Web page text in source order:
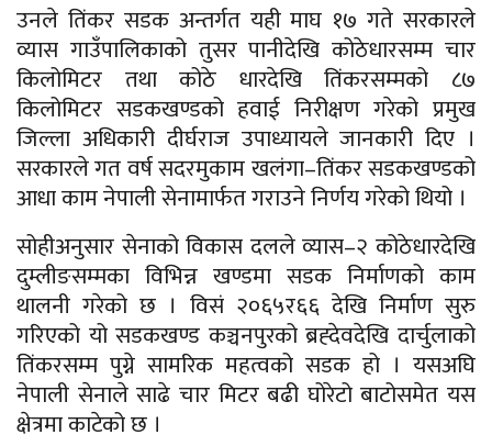
उनले तिंकर सडक अन्तर्गत यही माघ १७ गते सरकारले
व्यास गाउँपालिकाको तुसर पानीदेखि कोठेधारसम्म चार
किलोमिटर तथा कोठे धारदेखि तिंकरसम्मको ८७
किलोमिटर सडकखण्डको हवाई निरीक्षण गरेको प्रमुख
जिल्ला अधिकारी दीर्घराज उपाध्यायले जानकारी दिए ।
सरकारले गत वर्ष सदरमुकाम खलंगा–तिंकर सडकखण्डको
आधा काम नेपाली सेनामार्फत गराउने निर्णय गरेको थियो ।
सोहीअनुसार सेनाको विकास दलले व्यास–२ कोठेधारदेखि
दुम्लीङसम्मका विभिन्न खण्डमा सडक निर्माणको काम
थालनी गरेको छ । विसं २०६५र६६ देखि निर्माण सुरु
गरिएको यो सडकखण्ड कञ्चनपुरको ब्रह्देवदेखि दार्चुलाको
तिंकरसम्म पुग्ने सामरिक महत्वको सडक हो । यसअघि
नेपाली सेनाले साढे चार मिटर बढी घोरेटो बाटोसमेत यस
क्षेत्रमा काटेको छ ।